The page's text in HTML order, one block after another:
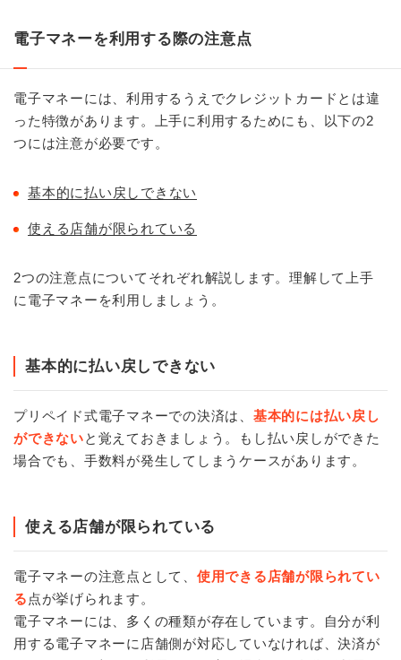
電子マネーを利用する際の注意点
電子マネーには、利用するうえでクレジットカードとは違
った特徴があります。上手に利用するためにも、以下の2
つには注意が必要です。
基本的に払い戻しできない
使える店舗が限られている
2つの注意点についてそれぞれ解説します。理解して上手
に電子マネーを利用しましょう。
基本的に払い戻しできない
プリペイド式電子マネーでの決済は、 基本的には払い戻し
ができないと覚えておきましょう。もし払い戻しができた
場合でも、手数料が発生してしまうケースがあります。
使える店舗が限られている
電子マネーの注意点として、 使用できる店舗が限られてい
る 点が挙げられます。
電子マネーには、多くの種類が存在しています。自分が利
用する電子マネーに店舗側が対応していなければ、決済が